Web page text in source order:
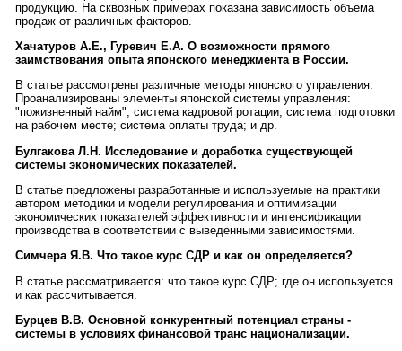
продукцию. На сквозных примерах показана зависимость объема
продаж от различных факторов.
Хачатуров А.Е., Гуревич Е.А. О возможности прямого
заимствования опыта японского менеджмента в России.
В статье рассмотрены различные методы японского управления.
Проанализированы элементы японской системы управления:
"пожизненный найм"; система кадровой ротации; система подготовки
на рабочем месте; система оплаты труда; и др.
Булгакова Л.Н. Исследование и доработка существующей
системы экономических показателей.
В статье предложены разработанные и используемые на практики
автором методики и модели регулирования и оптимизации
экономических показателей эффективности и интенсификации
производства в соответствии с выведенными зависимостями.
Симчера Я.В. Что такое курс СДР и как он определяется?
В статье рассматривается: что такое курс СДР; где он используется
и как рассчитывается.
Бурцев В.В. Основной конкурентный потенциал страны -
системы в условиях финансовой транс национализации.